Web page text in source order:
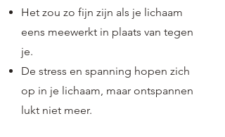
Het zou zo fijn zijn als je lichaam
eens meewerkt in plaats van tegen
je.
De stress en spanning hopen zich
op in je lichaam, maar ontspannen
lukt niet meer.